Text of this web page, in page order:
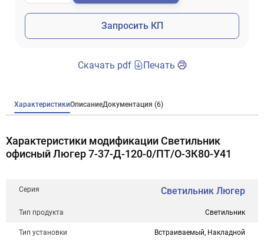
Запросить КП
Скачать pdf Печать
ХарактеристикиОписаниеДокументация (6)
Характеристики модификации Светильник
офисный Люгер 7-37-Д-120-0/ПТ/О-3К80-У41
Серия Светильник Люгер
Тип продукта Светильник
Тип установки Встраиваемый, Накладной